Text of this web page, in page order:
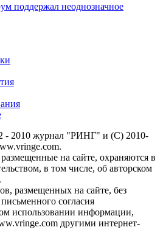
поддержал неоднозначное
- 2010 журнал "РИНГ" и (С) 2010-
на сайте, охраняются в
в том числе, об авторском
размещенных на сайте, без
согласия
информации,
другими интернет-